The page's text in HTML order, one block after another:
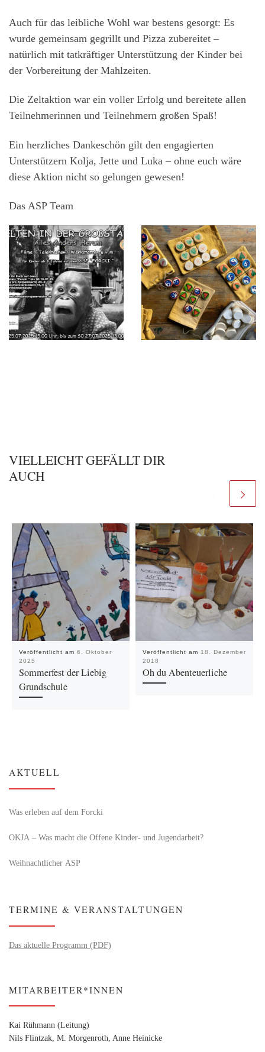
Auch für das leibliche Wohl war bestens gesorgt: Es
wurde gemeinsam gegrillt und Pizza zubereitet –
natürlich mit tatkräftiger Unterstützung der Kinder bei
der Vorbereitung der Mahlzeiten.
Die Zeltaktion war ein voller Erfolg und bereitete allen
Teilnehmerinnen und Teilnehmern großen Spaß!
Ein herzliches Dankeschön gilt den engagierten
Unterstützern Kolja, Jette und Luka – ohne euch wäre
diese Aktion nicht so gelungen gewesen!
Das ASP Team
VIELLEICHT GEFÄLLT DIR
AUCH
Veröffentlicht am 6. Oktober
2025
Sommerfest der Liebig
Grundschule
Veröffentlicht am 18. Dezember
2018
Oh du Abenteuerliche
AKTUELL
Was erleben auf dem Forcki
OKJA – Was macht die Offene Kinder- und Jugendarbeit?
Weihnachtlicher ASP
TERMINE & VERANSTALTUNGEN
Das aktuelle Programm (PDF)
MITARBEITER*INNEN
Kai Rühmann (Leitung)
Nils Flintzak, M. Morgenroth, Anne Heinicke